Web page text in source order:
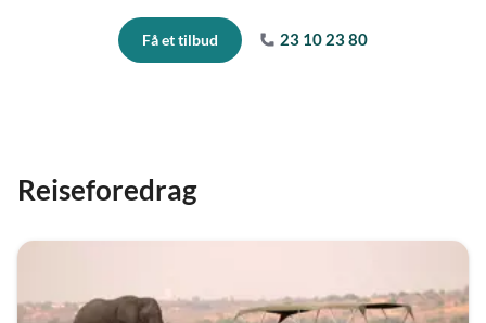
Få et tilbud 23 10 23 80
Reiseforedrag